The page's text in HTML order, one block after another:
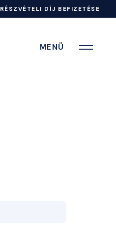
RÉSZVÉTELI DÍJ BEFIZETÉSE
MENÜ